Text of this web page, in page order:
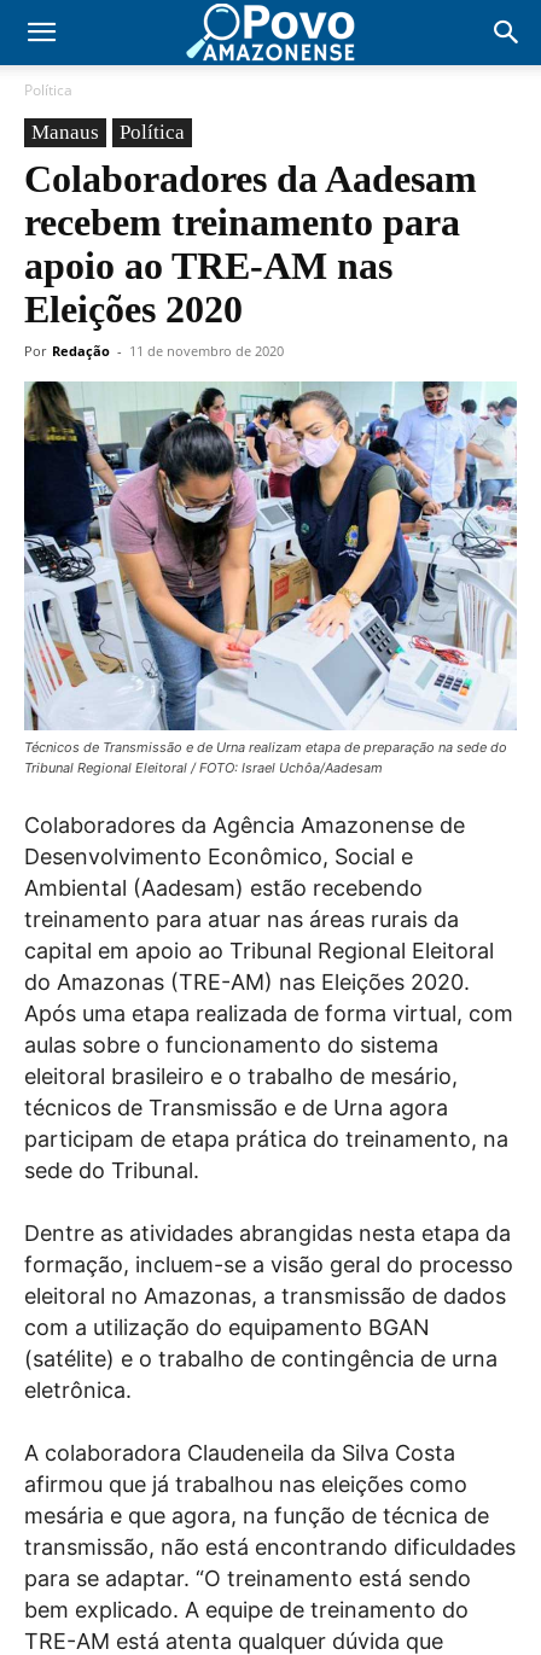
Política
Manaus Política
Colaboradores da Aadesam
recebem treinamento para
apoio ao TRE-AM nas
Eleições 2020
Por Redação - 11 de novembro de 2020
Técnicos de Transmissão e de Urna realizam etapa de preparação na sede do
Tribunal Regional Eleitoral / FOTO: Israel Uchôa/Aadesam
Colaboradores da Agência Amazonense de
Desenvolvimento Econômico, Social e
Ambiental (Aadesam) estão recebendo
treinamento para atuar nas áreas rurais da
capital em apoio ao Tribunal Regional Eleitoral
do Amazonas (TRE-AM) nas Eleições 2020.
Após uma etapa realizada de forma virtual, com
aulas sobre o funcionamento do sistema
eleitoral brasileiro e o trabalho de mesário,
técnicos de Transmissão e de Urna agora
participam de etapa prática do treinamento, na
sede do Tribunal.
Dentre as atividades abrangidas nesta etapa da
formação, incluem-se a visão geral do processo
eleitoral no Amazonas, a transmissão de dados
com a utilização do equipamento BGAN
(satélite) e o trabalho de contingência de urna
eletrônica.
A colaboradora Claudeneila da Silva Costa
afirmou que já trabalhou nas eleições como
mesária e que agora, na função de técnica de
transmissão, não está encontrando dificuldades
para se adaptar. “O treinamento está sendo
bem explicado. A equipe de treinamento do
TRE-AM está atenta qualquer dúvida que